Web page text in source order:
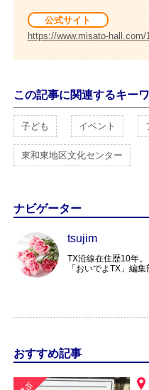
公式サイト
https://www.misato-hall.com/
この記事に関連するキー
子ども イベント
東和東地区文化センター
ナビゲーター
tsujim
TX沿線在住歴10年。
「おいでよTX」編集
おすすめ記事